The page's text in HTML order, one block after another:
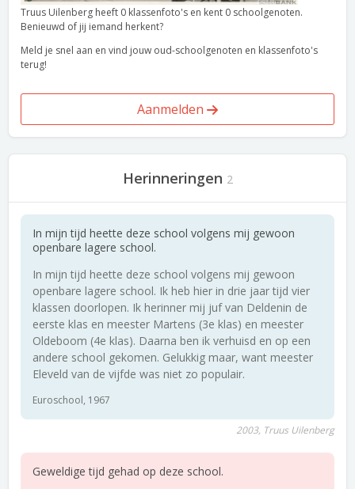
Truus Uilenberg heeft 0 klassenfoto's en kent 0 schoolgenoten.
Benieuwd of jij iemand herkent?
Meld je snel aan en vind jouw oud-schoolgenoten en klassenfoto's
terug!
Aanmelden
Herinneringen 2
In mijn tijd heette deze school volgens mij gewoon
openbare lagere school.
In mijn tijd heette deze school volgens mij gewoon
openbare lagere school. Ik heb hier in drie jaar tijd vier
klassen doorlopen. Ik herinner mij juf van Deldenin de
eerste klas en meester Martens (3e klas) en meester
Oldeboom (4e klas). Daarna ben ik verhuisd en op een
andere school gekomen. Gelukkig maar, want meester
Eleveld van de vijfde was niet zo populair.
Euroschool, 1967
2003, Truus Uilenberg
Geweldige tijd gehad op deze school.